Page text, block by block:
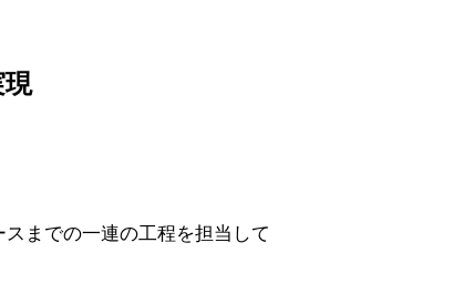
までの一連の工程を担当して